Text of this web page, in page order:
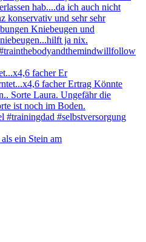
facher Er
ein Stein am